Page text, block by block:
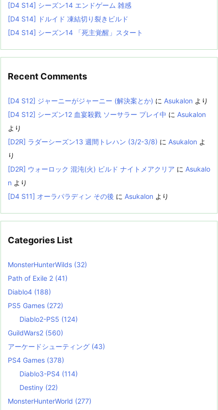
[D4 S14] シーズン14 エンドゲーム 雑感
[D4 S14] ドルイド 凍結切り裂きビルド
[D4 S14] シーズン14 「死主覚醒」スタート
Recent Comments
[D4 S12] ジャーニーがジャーニー (解決案とか) に Asukalon より
[D4 S12] シーズン12 血宴殺戮 ソーサラー プレイ中 に Asukalon
より
[D2R] ラダーシーズン13 週間トレハン (3/2-3/8) に Asukalon よ
り
[D2R] ウォーロック 混沌(火) ビルド ナイトメアクリア に Asukalo
n より
[D4 S11] オーラパラディン その後 に Asukalon より
Categories List
MonsterHunterWilds (32)
Path of Exile 2 (41)
Diablo4 (188)
PS5 Games (272)
Diablo2-PS5 (124)
GuildWars2 (560)
アーケードシューティング (43)
PS4 Games (378)
Diablo3-PS4 (114)
Destiny (22)
MonsterHunterWorld (277)